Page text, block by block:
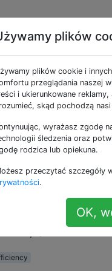
testy
W jaki sposób
kod C?
Rysunek: czasy testu
= 1,0).
plików
plików cookie i
przeglądania naszej
i ukierunkowane
skąd pochodzą
wyrażasz zgodę
śledzenia oraz
rodzica lub opiekuna.
przeczytać szczegóły
.
OK,